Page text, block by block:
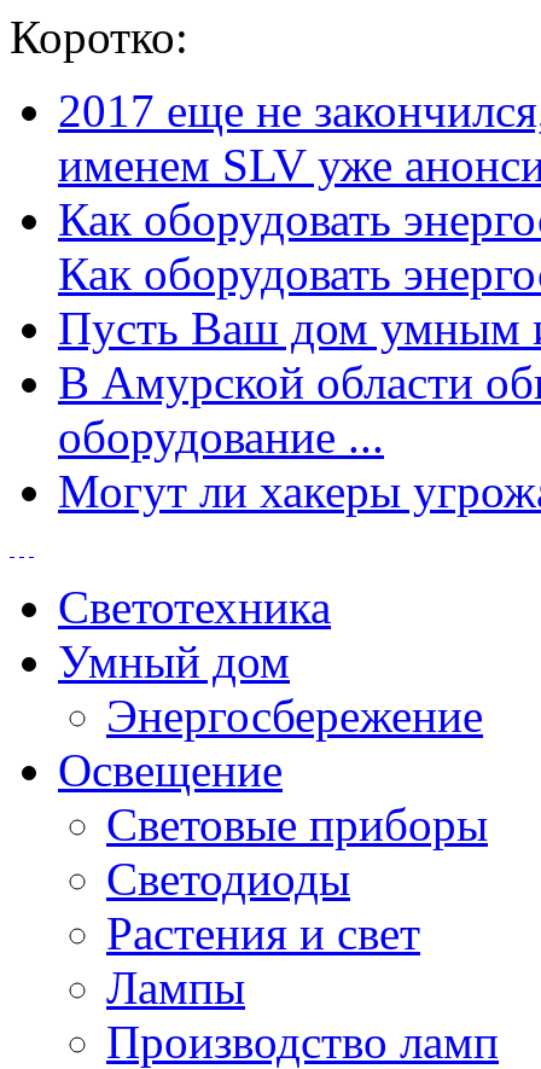
Коротко:
2017 еще не
именем SLV уже
Как оборудовать
Как оборудовать
Пусть Ваш дом умным
В Амурской области
оборудование ...
Могут ли хакеры
Светотехника
Умный дом
Энергосбережение
Освещение
Световые приборы
Светодиоды
Растения и свет
Лампы
Производство ламп